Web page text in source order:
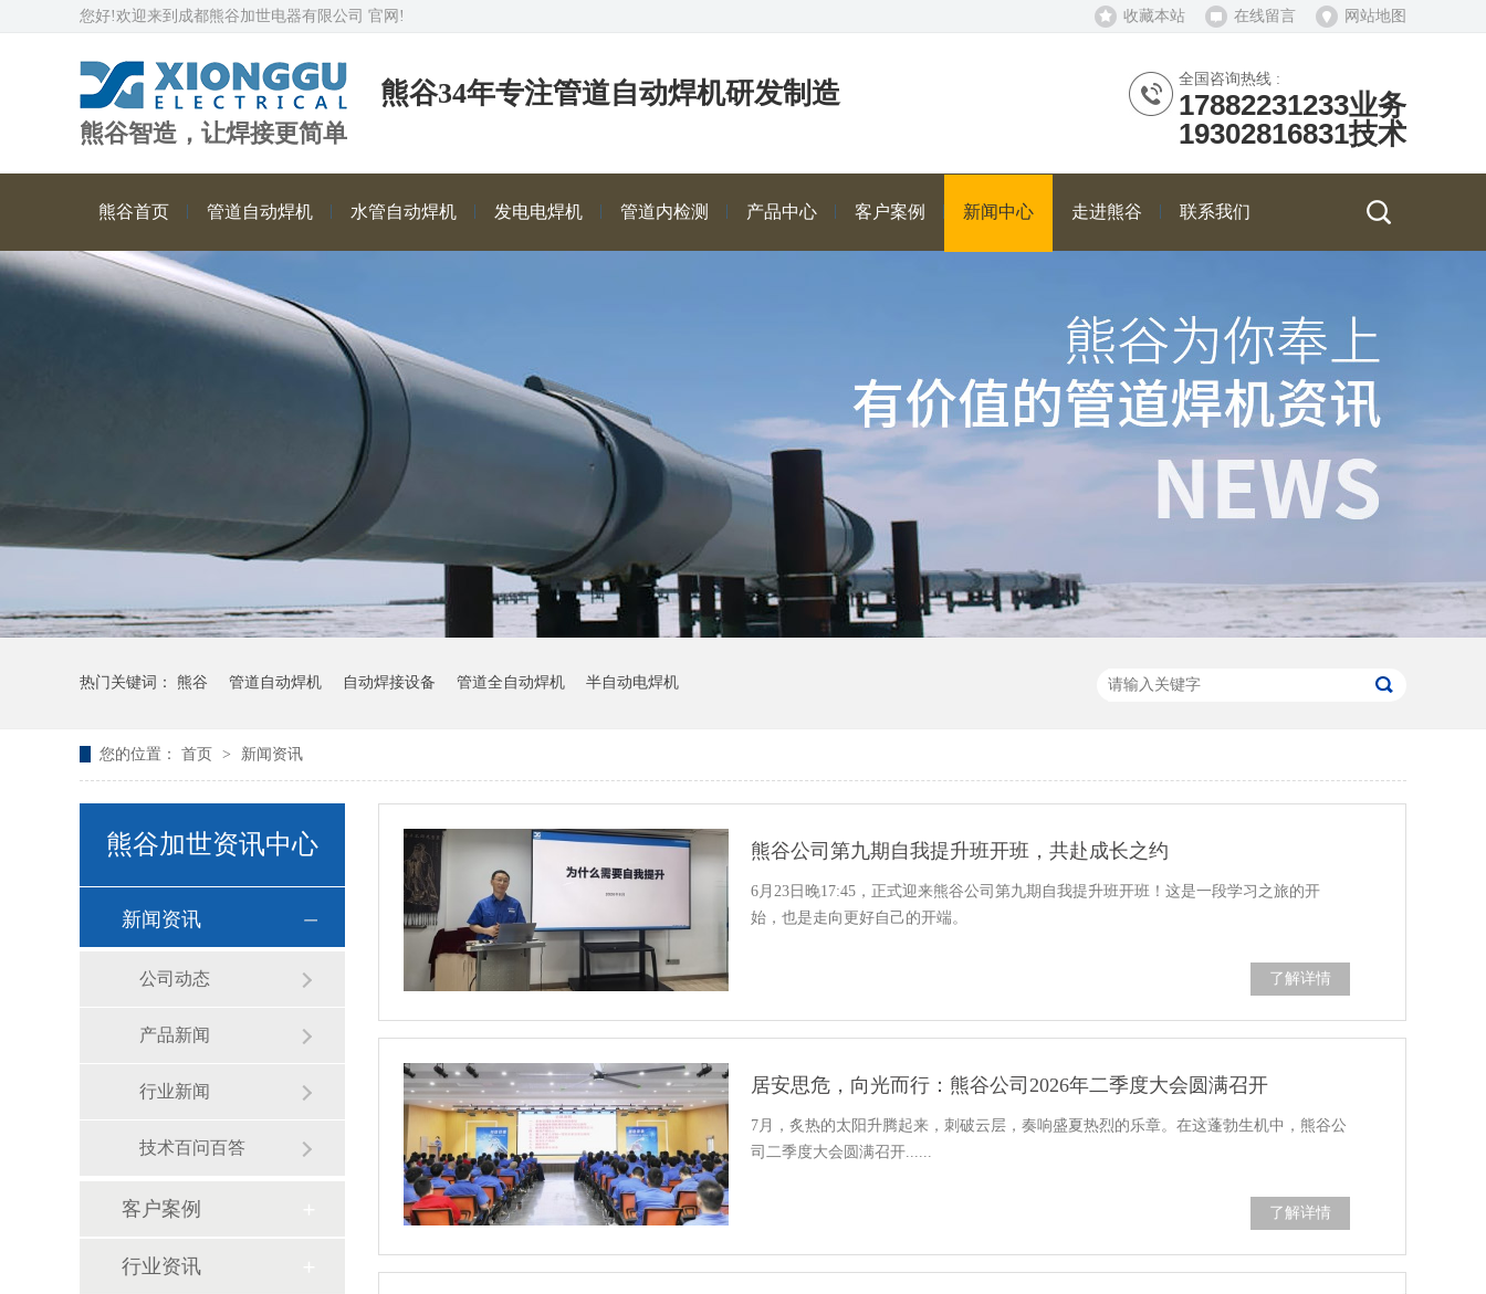
收藏本站 在线留言 网站地图
您好!欢迎来到成都熊谷加世电器有限公司 官网!
熊谷智造，让焊接更简单
熊谷34年专注管道自动焊机研发制造 全国咨询热线 :
17882231233业务
19302816831技术
熊谷首页 管道自动焊机 水管自动焊机 发电电焊机 管道内检测 产品中心 客户案例 新闻中心 走进熊谷 联系我们
热门关键词： 熊谷 管道自动焊机 自动焊接设备 管道全自动焊机 半自动电焊机
您的位置： 首页 > 新闻资讯
熊谷加世资讯中心
新闻资讯
公司动态
产品新闻
行业新闻
技术百问百答
客户案例
行业资讯
熊谷公司第九期自我提升班开班，共赴成长之约
6月23日晚17:45，正式迎来熊谷公司第九期自我提升班开班！这是一段学习之旅的开
始，也是走向更好自己的开端。
了解详情
居安思危，向光而行：熊谷公司2026年二季度大会圆满召开
7月，炙热的太阳升腾起来，刺破云层，奏响盛夏热烈的乐章。在这蓬勃生机中，熊谷公
司二季度大会圆满召开......
了解详情